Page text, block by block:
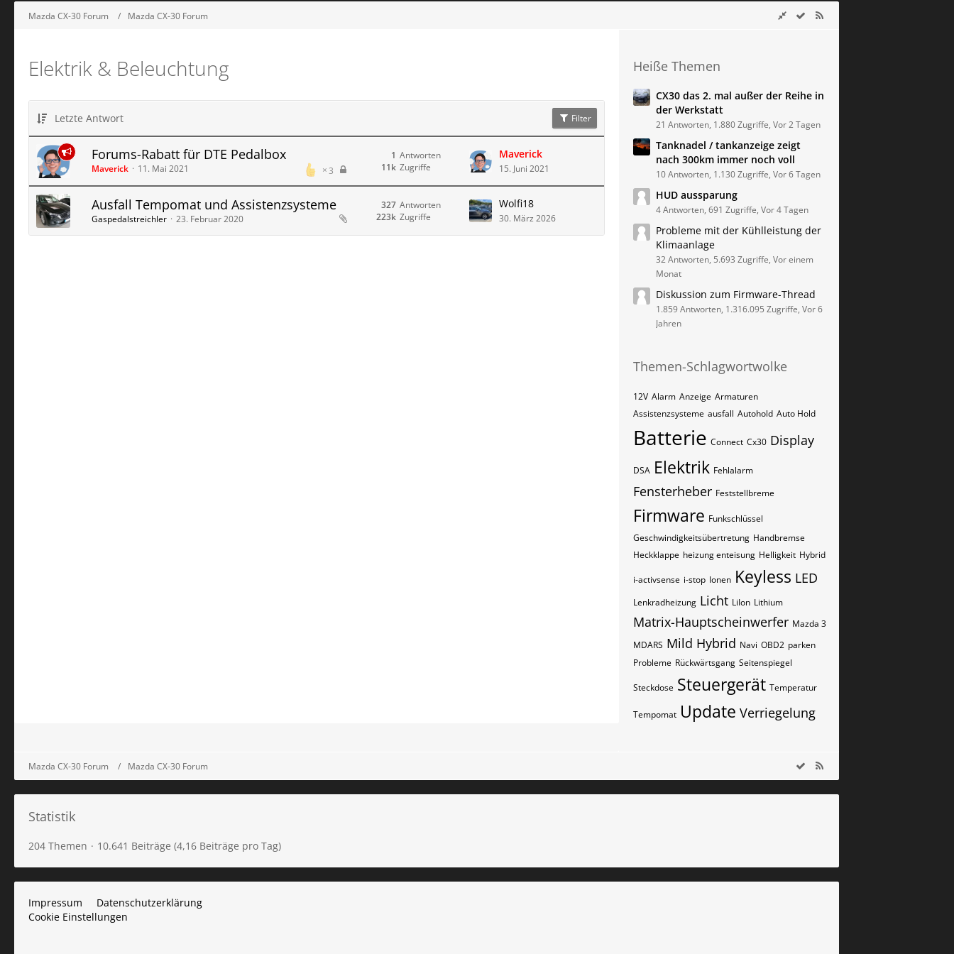
Mazda CX-30 Forum Mazda CX-30 Forum
Elektrik & Beleuchtung
Letzte Antwort Filter
Forums-Rabatt für DTE Pedalbox
3
Maverick 11. Mai 2021
Antworten
1
Zugriffe
11k
Maverick
15. Juni 2021
Ausfall Tempomat und Assistenzsysteme
Gaspedalstreichler 23. Februar 2020
Antworten
327
Zugriffe
223k
Wolfi18
30. März 2026
Heiße Themen
CX30 das 2. mal außer der Reihe in
der Werkstatt
21 Antworten, 1.880 Zugriffe, Vor 2 Tagen
Tanknadel / tankanzeige zeigt
nach 300km immer noch voll
10 Antworten, 1.130 Zugriffe, Vor 6 Tagen
HUD aussparung
4 Antworten, 691 Zugriffe, Vor 4 Tagen
Probleme mit der Kühlleistung der
Klimaanlage
32 Antworten, 5.693 Zugriffe, Vor einem
Monat
Diskussion zum Firmware-Thread
1.859 Antworten, 1.316.095 Zugriffe, Vor 6
Jahren
Themen-Schlagwortwolke
12V Alarm Anzeige Armaturen
Assistenzsysteme ausfall Autohold Auto Hold
Batterie Connect Cx30 Display
DSA Elektrik Fehlalarm
Fensterheber Feststellbreme
Firmware Funkschlüssel
Geschwindigkeitsübertretung Handbremse
Heckklappe heizung enteisung Helligkeit Hybrid
i-activsense i-stop Ionen Keyless LED
Lenkradheizung Licht LiIon Lithium
Matrix-Hauptscheinwerfer Mazda 3
MDARS Mild Hybrid Navi OBD2 parken
Probleme Rückwärtsgang Seitenspiegel
Steckdose Steuergerät Temperatur
Tempomat Update Verriegelung
Mazda CX-30 Forum Mazda CX-30 Forum
Statistik
204 Themen 10.641 Beiträge (4,16 Beiträge pro Tag)
Impressum
Datenschutzerklärung
Cookie Einstellungen